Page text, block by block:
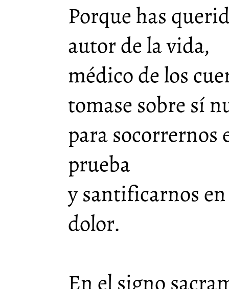
Porque has
autor de la vida,
médico de los
tomase sobre sí
para socorrernos
prueba
y santificarnos
dolor.
En el signo